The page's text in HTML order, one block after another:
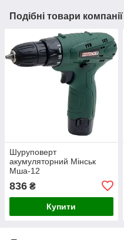
Подібні товари компанії
Шуруповерт
акумуляторний Мінськ
Мша-12
836 ₴
Купити